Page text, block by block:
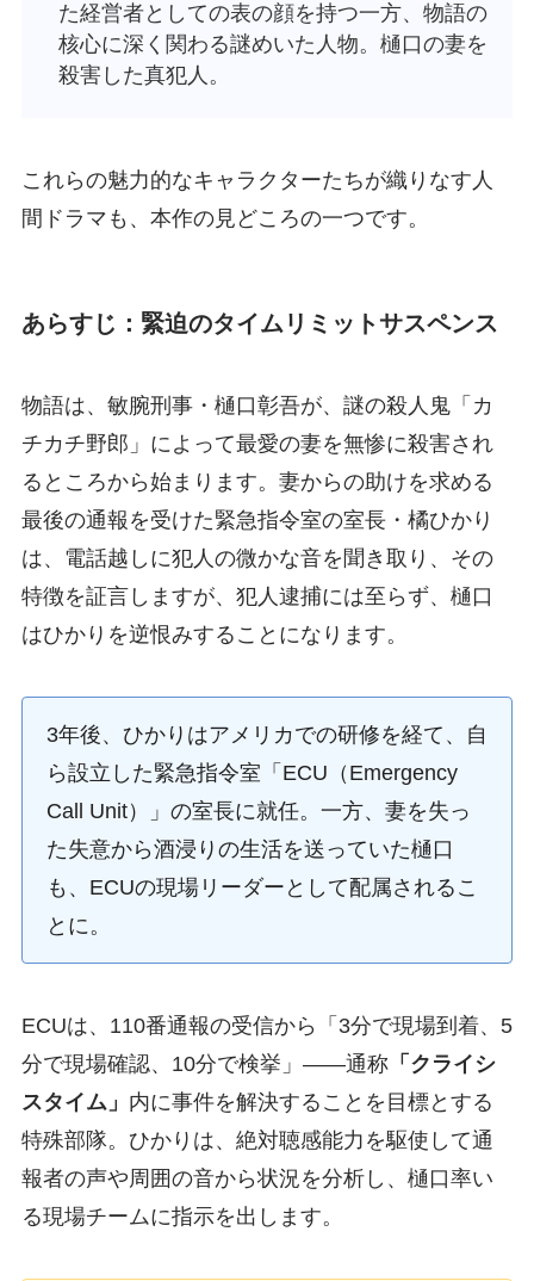
た経営者としての表の顔を持つ一方、物語の
核心に深く関わる謎めいた人物。樋口の妻を
殺害した真犯人。
これらの魅力的なキャラクターたちが織りなす人
間ドラマも、本作の見どころの一つです。
あらすじ：緊迫のタイムリミットサスペンス
物語は、敏腕刑事・樋口彰吾が、謎の殺人鬼「カ
チカチ野郎」によって最愛の妻を無惨に殺害され
るところから始まります。妻からの助けを求める
最後の通報を受けた緊急指令室の室長・橘ひかり
は、電話越しに犯人の微かな音を聞き取り、その
特徴を証言しますが、犯人逮捕には至らず、樋口
はひかりを逆恨みすることになります。
3年後、ひかりはアメリカでの研修を経て、自
ら設立した緊急指令室「ECU（Emergency
Call Unit）」の室長に就任。一方、妻を失っ
た失意から酒浸りの生活を送っていた樋口
も、ECUの現場リーダーとして配属されるこ
とに。
ECUは、110番通報の受信から「3分で現場到着、5
分で現場確認、10分で検挙」――通称「クライシ
スタイム」 内に事件を解決することを目標とする
特殊部隊。ひかりは、絶対聴感能力を駆使して通
報者の声や周囲の音から状況を分析し、樋口率い
る現場チームに指示を出します。